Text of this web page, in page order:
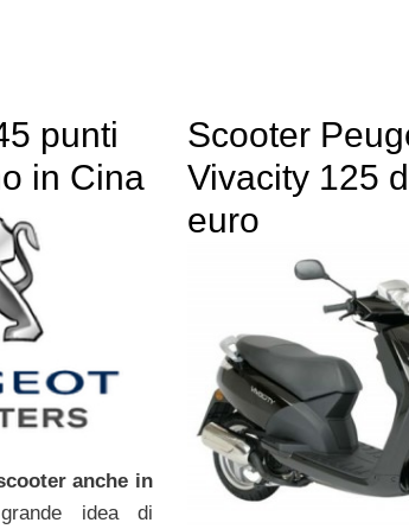
punti
in Cina
anche in
idea di
Scooter
Vivacity 125
euro